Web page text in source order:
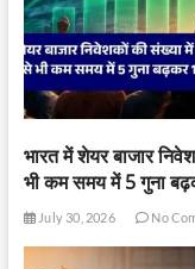
भारत में शेयर बाजार
भी कम समय में 5 गुना
July 30, 2026 No